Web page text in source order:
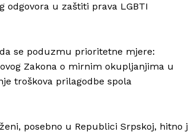
O nama
Kontakt
Impressum
u zaštiti prava LGBTI
se poduzmu prioritetne mjere:
Zakona o mirnim okupljanjima u
troškova prilagodbe spola
posebno u Republici Srpskoj, hitno